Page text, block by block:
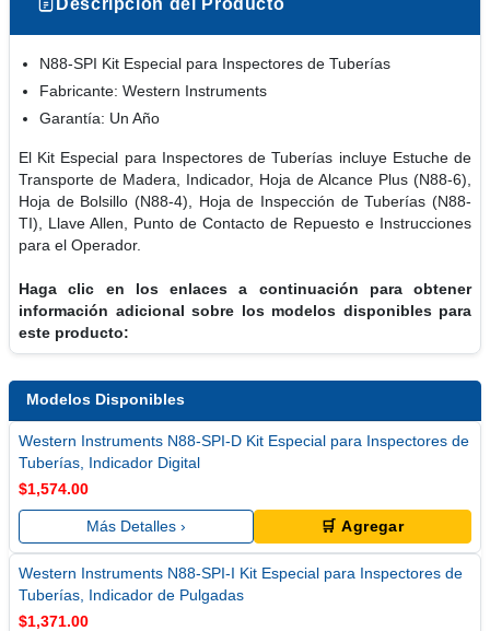
Descripción del Producto
N88-SPI Kit Especial para Inspectores de Tuberías
Fabricante: Western Instruments
Garantía: Un Año
El Kit Especial para Inspectores de Tuberías incluye Estuche de
Transporte de Madera, Indicador, Hoja de Alcance Plus (N88-6),
Hoja de Bolsillo (N88-4), Hoja de Inspección de Tuberías (N88-
TI), Llave Allen, Punto de Contacto de Repuesto e Instrucciones
para el Operador.
Haga clic en los enlaces a continuación para obtener
información adicional sobre los modelos disponibles para
este producto:
Modelos Disponibles
Western Instruments N88-SPI-D Kit Especial para Inspectores de
Tuberías, Indicador Digital
$1,574.00
Más Detalles › 🛒 Agregar
Western Instruments N88-SPI-I Kit Especial para Inspectores de
Tuberías, Indicador de Pulgadas
$1,371.00